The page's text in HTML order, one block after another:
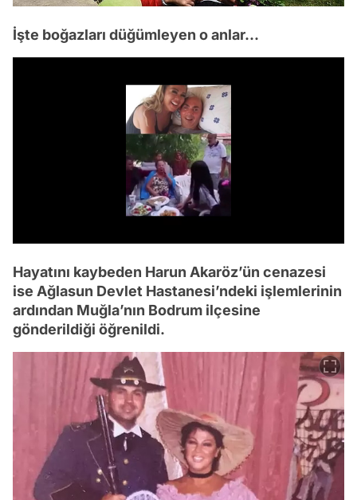
İşte boğazları düğümleyen o anlar...
Hayatını kaybeden Harun Akaröz’ün cenazesi
ise Ağlasun Devlet Hastanesi’ndeki işlemlerinin
ardından Muğla’nın Bodrum ilçesine
gönderildiği öğrenildi.